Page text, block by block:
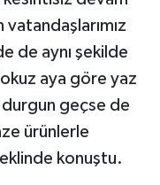
de aynı şekilde
aya göre yaz
geçse de
ürünlerle
konuştu.